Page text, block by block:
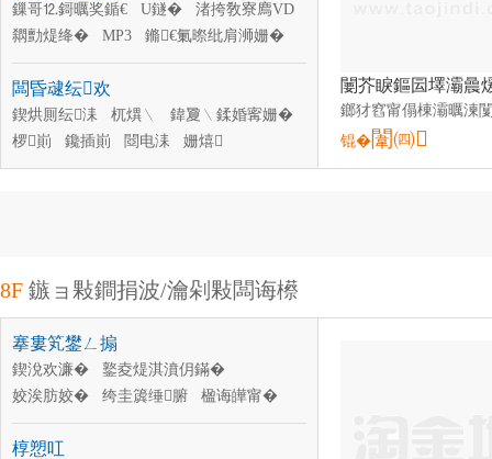
鎵嬫妯″瀷
鎵嬫淇濊鑶�
绉诲嫊闆绘簮闆昏姱
鏁哥⒓鎶曞奖鍎€ U鐩�
渚挎敎寮廌VD
閷勯煶绛�
MP3
鏅€氭暩纰肩浉姗�
鏁哥⒓鏀濆儚姗�
鏁哥⒓鏀濆儚闋�
闆诲瓙鏇�
鏁哥⒓鐩告
缍茬怠鎾斁鍣�
MP4
闆昏叇纭欢
鍥烘厠纭洡 杌熼﹨
鍏夐﹨鍒婚寗姗�
椤崱
鑱插崱 閸电洡
姗熺
鏁ｇ啽鍣�
涓绘澘 鍏у瓨
姗熸纭洡
锟�闈㈣
8F 鏃ョ敤鐧捐波/瀹剁敤闆诲櫒
搴婁笂鐢ㄥ搧
鍥涗欢濂�
鐜夌煶淇濆仴鏋�
姣涘肪姣�
绔圭簴缍腑
楹诲皣甯�
钘ゅ腑
琚 搴婄僵 鏋曞
铓婂赋
澶氫欢濂�
椁愬叿